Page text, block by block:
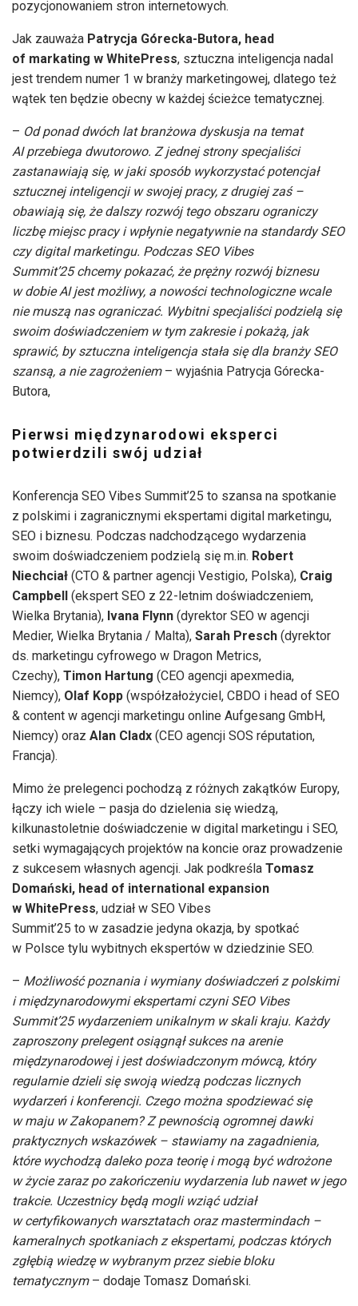
pozycjonowaniem stron internetowych.
Jak zauważa Patrycja Górecka-Butora, head
of markating w WhitePress, sztuczna inteligencja nadal
jest trendem numer 1 w branży marketingowej, dlatego też
wątek ten będzie obecny w każdej ścieżce tematycznej.
– Od ponad dwóch lat branżowa dyskusja na temat
AI przebiega dwutorowo. Z jednej strony specjaliści
zastanawiają się, w jaki sposób wykorzystać potencjał
sztucznej inteligencji w swojej pracy, z drugiej zaś –
obawiają się, że dalszy rozwój tego obszaru ograniczy
liczbę miejsc pracy i wpłynie negatywnie na standardy SEO
czy digital marketingu. Podczas SEO Vibes
Summit’25 chcemy pokazać, że prężny rozwój biznesu
w dobie AI jest możliwy, a nowości technologiczne wcale
nie muszą nas ograniczać. Wybitni specjaliści podzielą się
swoim doświadczeniem w tym zakresie i pokażą, jak
sprawić, by sztuczna inteligencja stała się dla branży SEO
szansą, a nie zagrożeniem– wyjaśnia Patrycja Górecka-
Butora,
Pierwsi międzynarodowi eksperci
potwierdzili swój udział
Konferencja SEO Vibes Summit’25 to szansa na spotkanie
z polskimi i zagranicznymi ekspertami digital marketingu,
SEO i biznesu. Podczas nadchodzącego wydarzenia
swoim doświadczeniem podzielą się m.in. Robert
Niechciał (CTO & partner agencji Vestigio, Polska), Craig
Campbell
(ekspert SEO z 22-letnim doświadczeniem,
Wielka Brytania), Ivana Flynn (dyrektor SEO w agencji
Medier, Wielka Brytania / Malta), Sarah Presch (dyrektor
ds. marketingu cyfrowego w Dragon Metrics,
Czechy), Timon Hartung (CEO agencji apexmedia,
Niemcy), Olaf Kopp (współzałożyciel, CBDO i head of SEO
& content w agencji marketingu online Aufgesang GmbH,
Niemcy) oraz Alan Cladx (CEO agencji SOS réputation,
Francja).
Mimo że prelegenci pochodzą z różnych zakątków Europy,
łączy ich wiele – pasja do dzielenia się wiedzą,
kilkunastoletnie doświadczenie w digital marketingu i SEO,
setki wymagających projektów na koncie oraz prowadzenie
z sukcesem własnych agencji. Jak podkreśla Tomasz
Domański, head of international expansion
w WhitePress, udział w SEO Vibes
Summit’25 to w zasadzie jedyna okazja, by spotkać
w Polsce tylu wybitnych ekspertów w dziedzinie SEO.
– Możliwość poznania i wymiany doświadczeń z polskimi
i międzynarodowymi ekspertami czyni SEO Vibes
Summit’25 wydarzeniem unikalnym w skali kraju. Każdy
zaproszony prelegent osiągnął sukces na arenie
międzynarodowej i jest doświadczonym mówcą, który
regularnie dzieli się swoją wiedzą podczas licznych
wydarzeń i konferencji. Czego można spodziewać się
w maju w Zakopanem? Z pewnością ogromnej dawki
praktycznych wskazówek – stawiamy na zagadnienia,
które wychodzą daleko poza teorię i mogą być wdrożone
w życie zaraz po zakończeniu wydarzenia lub nawet w jego
trakcie. Uczestnicy będą mogli wziąć udział
w certyfikowanych warsztatach oraz mastermindach –
kameralnych spotkaniach z ekspertami, podczas których
zgłębią wiedzę w wybranym przez siebie bloku
tematycznym– dodaje Tomasz Domański.